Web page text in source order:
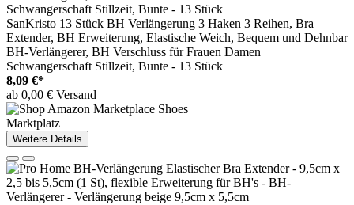
SanKristo 13 Stück BH Verlängerung 3 Haken 3 Reihen, Bra
Extender, BH Erweiterung, Elastische Weich, Bequem und Dehnbar
BH-Verlängerer, BH Verschluss für Frauen Damen
Schwangerschaft Stillzeit, Bunte - 13 Stück
8,09 €*
ab 0,00 € Versand
Marktplatz
Weitere Details